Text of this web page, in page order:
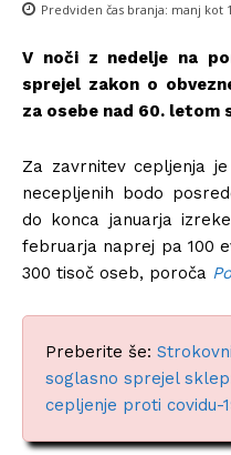
Predviden čas branja: manj kot 1
V noči z nedelje na
sprejel zakon o
za osebe nad 60. letom
Za zavrnitev cepljenja
necepljenih bodo
do konca januarja
februarja naprej pa 100
300 tisoč oseb, poroča
Preberite še:
soglasno sprejel
cepljenje proti covidu-